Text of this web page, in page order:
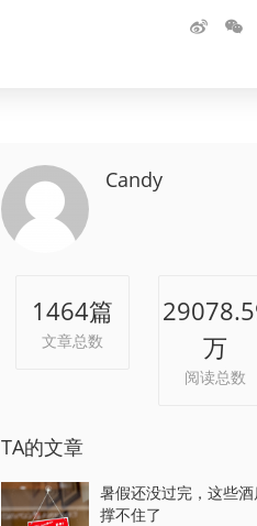
Candy
1464篇
文章总数
万
阅读总数
TA的文章
暑假还没过完，这些
撑不住了